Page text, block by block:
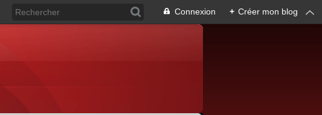
Connexion + Créer mon blog